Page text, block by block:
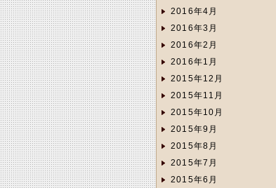
2016年4月
2016年3月
2016年2月
2016年1月
2015年12月
2015年11月
2015年10月
2015年9月
2015年8月
2015年7月
2015年6月